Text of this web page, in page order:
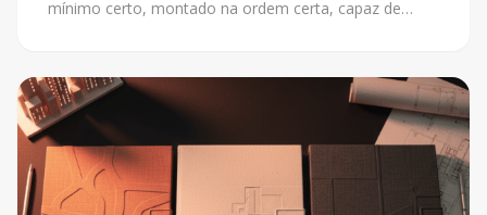
mínimo certo, montado na ordem certa, capaz de
agora.